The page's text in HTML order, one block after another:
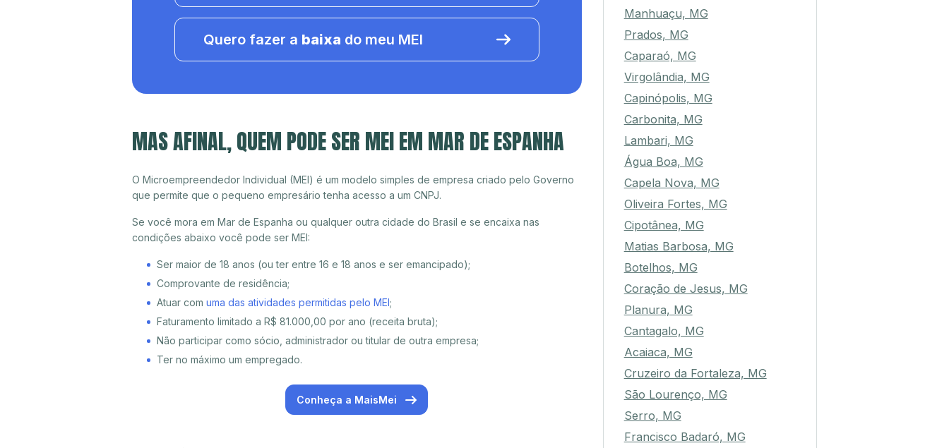
Quero fazer a baixa do meu MEI
MAS AFINAL, QUEM PODE SER MEI EM MAR DE ESPANHA
O Microempreendedor Individual (MEI) é um modelo simples de empresa criado pelo Governo
que permite que o pequeno empresário tenha acesso a um CNPJ.
Se você mora em Mar de Espanha ou qualquer outra cidade do Brasil e se encaixa nas
condições abaixo você pode ser MEI:
Ser maior de 18 anos (ou ter entre 16 e 18 anos e ser emancipado);
Comprovante de residência;
Atuar com uma das atividades permitidas pelo MEI;
Faturamento limitado a R$ 81.000,00 por ano (receita bruta);
Não participar como sócio, administrador ou titular de outra empresa;
Ter no máximo um empregado.
Conheça a MaisMei
Manhuaçu, MG
Prados, MG
Caparaó, MG
Virgolândia, MG
Capinópolis, MG
Carbonita, MG
Lambari, MG
Água Boa, MG
Capela Nova, MG
Oliveira Fortes, MG
Cipotânea, MG
Matias Barbosa, MG
Botelhos, MG
Coração de Jesus, MG
Planura, MG
Cantagalo, MG
Acaiaca, MG
Cruzeiro da Fortaleza, MG
São Lourenço, MG
Serro, MG
Francisco Badaró, MG